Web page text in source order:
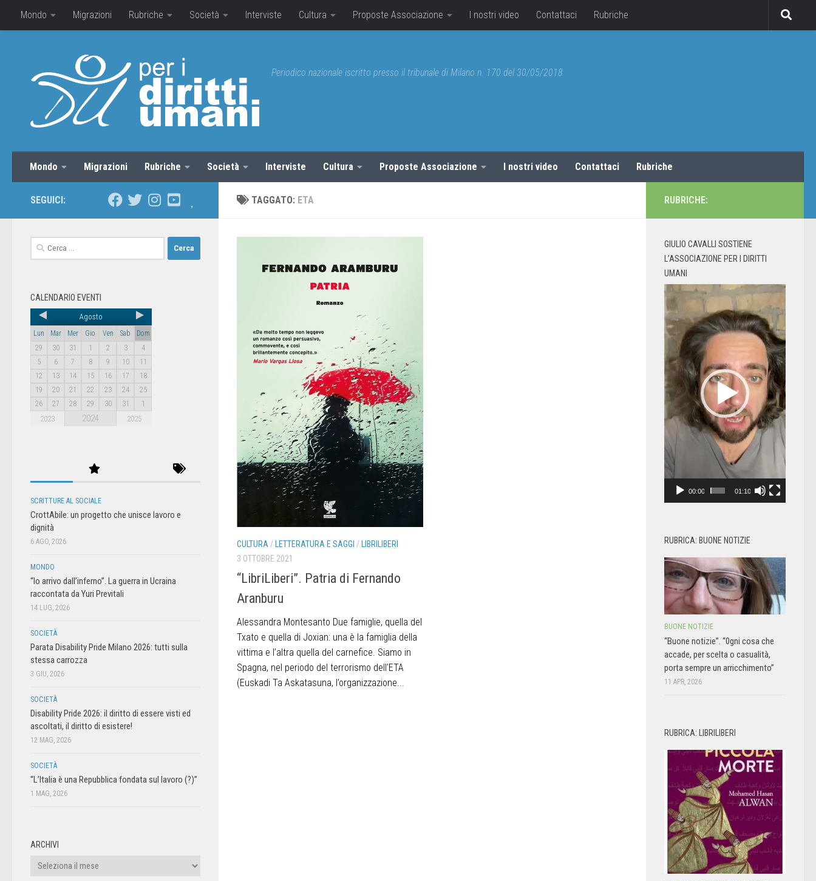
Mondo Migrazioni Rubriche Società Interviste Cultura Proposte Associazione I nostri video Contattaci Rubriche
Periodico nazionale iscritto presso il tribunale di Milano n. 170 del 30/05/2018
Mondo Migrazioni Rubriche Società Interviste Cultura Proposte Associazione I nostri video Contattaci Rubriche
TAGGATO: ETA
CULTURA / LETTERATURA E SAGGI /
LIBRILIBERI
3 OTTOBRE 2021
“LibriLiberi”. Patria di Fernando
Aranburu
Alessandra Montesanto Due famiglie, quella del
Txato e quella di Joxian: una è la famiglia della
vittima e l’altra quella del carnefice. Siamo in
Spagna, nel periodo del terrorismo dell’ETA
(Euskadi Ta Askatasuna, l’organizzazione...
SEGUICI:
CALENDARIO EVENTI
Agosto
Lun Mar Mer Gio Ven Sab
Dom
29
30 31 1 2 3
4
5
6 7 8 9 10
11
12
13 14 15 16 17
18
19
20 21 22 23 24
25
26
27 28 29 30 31 1
2023 2024 2025
SCRITTURE AL SOCIALE
CrottAbile: un progetto che unisce lavoro e
dignità
6 AGO, 2026
MONDO
“Io arrivo dall’inferno”. La guerra in Ucraina
raccontata da Yuri Previtali
14 LUG, 2026
SOCIETÀ
Parata Disability Pride Milano 2026: tutti sulla
stessa carrozza
3 GIU, 2026
SOCIETÀ
Disability Pride 2026: il diritto di essere visti ed
ascoltati, il diritto di esistere!
12 MAG, 2026
SOCIETÀ
“L’Italia è una Repubblica fondata sul lavoro (?)”
1 MAG, 2026
ARCHIVI
RUBRICHE:
GIULIO CAVALLI SOSTIENE
L’ASSOCIAZIONE PER I DIRITTI
UMANI
Video
Player
00:00 01:10
RUBRICA: BUONE NOTIZIE
BUONE NOTIZIE
“Buone notizie”. “0gni cosa che
accade, per scelta o casualità,
porta sempre un arricchimento”
11 APR, 2026
RUBRICA: LIBRILIBERI